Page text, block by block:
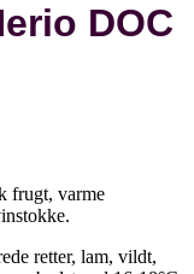
DOC
frugt, varme
retter, lam, vildt,